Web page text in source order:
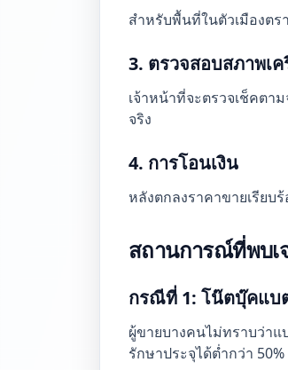
สำหรับพื้นที่ในตัวเมืองต
3. ตรวจสอบสภาพเ
เจ้าหน้าที่จะตรวจเช็คตา
จริง
4. การโอนเงิน
หลังตกลงราคาขายเรียบ
สถานการณ์ที่พบเ
กรณีที่ 1: โน๊ตบุ๊คแบ
ผู้ขายบางคนไม่ทราบว่า
รักษาประจุได้ต่ำกว่า